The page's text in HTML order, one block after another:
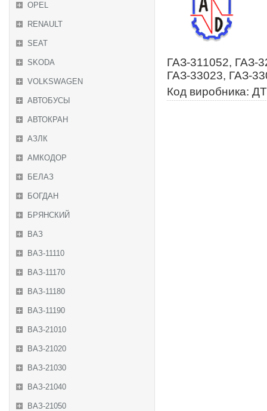
OPEL
RENAULT
SEAT
SKODA
VOLKSWAGEN
АВТОБУСЫ
АВТОКРАН
АЗЛК
АМКОДОР
БЕЛАЗ
БОГДАН
БРЯНСКИЙ
ВАЗ
ВАЗ-11110
ВАЗ-11170
ВАЗ-11180
ВАЗ-11190
ВАЗ-21010
ВАЗ-21020
ВАЗ-21030
ВАЗ-21040
ВАЗ-21050
ГАЗ-311052, ГАЗ-
ГАЗ-33023, ГАЗ-
Код виробника: